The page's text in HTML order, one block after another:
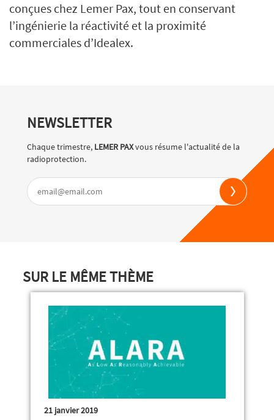
conçues chez Lemer Pax, tout en conservant
l’ingénierie la réactivité et la proximité
commerciales d’Idealex.
NEWSLETTER
Chaque trimestre, LEMER PAXvous résume l'actualité de la
radioprotection.
SUR LE MÊME THÈME
21 janvier 2019